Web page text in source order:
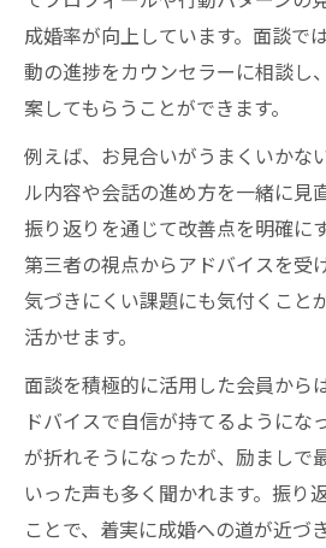
成婚率が向上しています。面談で
動の進捗をカウンセラーに相談し
案してもらうことができます。
例えば、お見合いがうまくいかな
ル内容や会話の進め方を一緒に見
振り返りを通じて改善点を明確に
第三者の視点からアドバイスを受
気づきにくい課題にも気付くこと
活かせます。
面談を積極的に活用した会員から
ドバイスで自信が持てるようにな
が折れそうになったが、励ましで
いった声も多く聞かれます。振り
ことで、着実に成婚への道が近づき